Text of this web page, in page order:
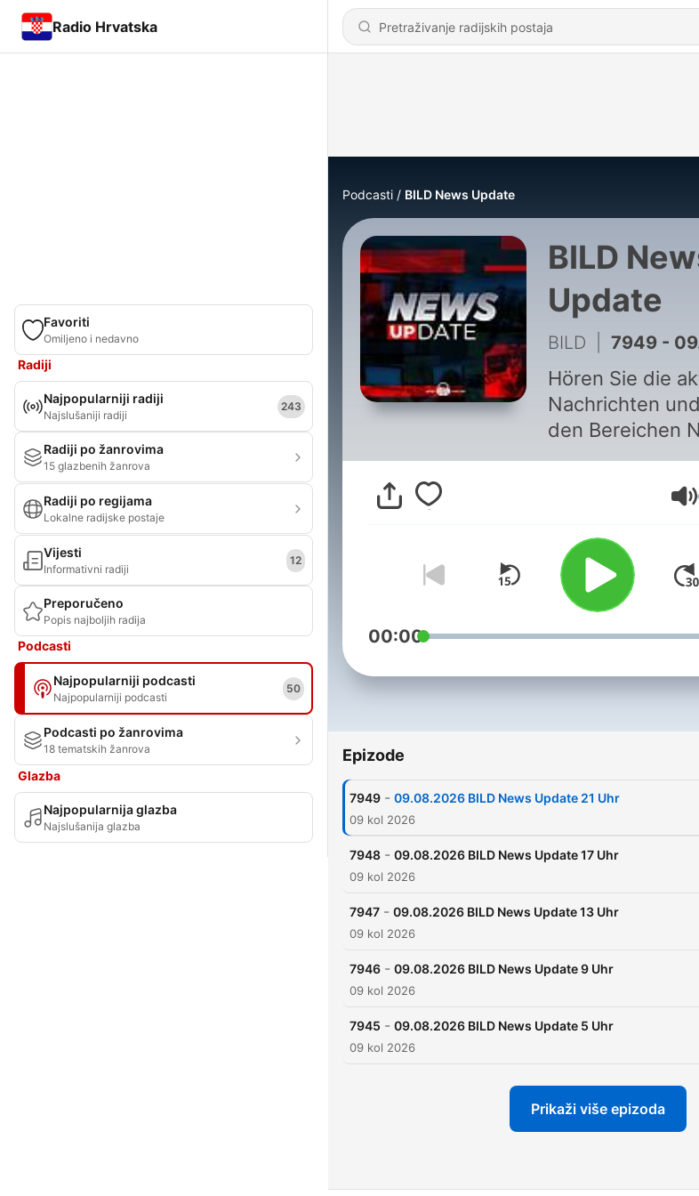
Radio Hrvatska
Favoriti
Omiljeno i nedavno
Radiji
Najpopularniji radiji
Najslušaniji radiji
243
Radiji po žanrovima
15 glazbenih žanrova
Radiji po regijama
Lokalne radijske postaje
Vijesti
Informativni radiji
12
Preporučeno
Popis najboljih radija
Podcasti
Najpopularniji podcasti
Najpopularniji podcasti
50
Podcasti po žanrovima
18 tematskih žanrova
Glazba
Najpopularnija glazba
Najslušanija glazba
Podcasti BILD News Update
BILD
Update
BILD 7949 - 09.08.2026
Hören Sie die
Nachrichten
den Bereichen
Wirtschaft,
und Promis. Mit
immer bestens
00:00
Epizode
7949 - 09.08.2026 BILD News Update 21 Uhr
09 kol 2026
7948 - 09.08.2026 BILD News Update 17 Uhr
09 kol 2026
7947 - 09.08.2026 BILD News Update 13 Uhr
09 kol 2026
7946 - 09.08.2026 BILD News Update 9 Uhr
09 kol 2026
7945 - 09.08.2026 BILD News Update 5 Uhr
09 kol 2026
Prikaži više epizoda